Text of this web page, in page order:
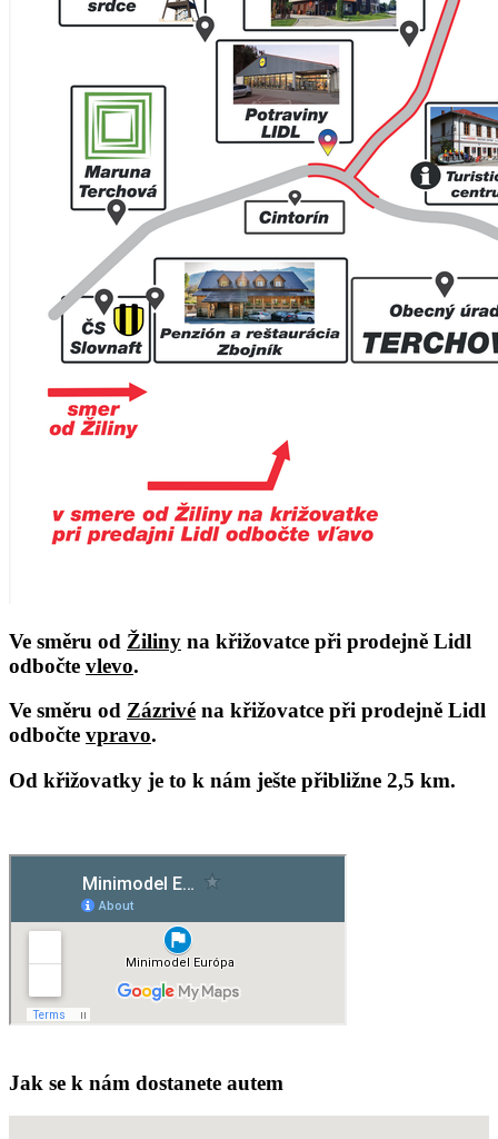
Ve směru od Žiliny na křižovatce při prodejně Lidl
odbočte vlevo.
Ve směru od Zázrivé na křižovatce při prodejně Lidl
odbočte vpravo.
Od křižovatky je to k nám ješte přibližne 2,5 km.
Jak se k nám dostanete autem